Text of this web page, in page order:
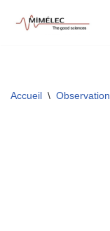
Accueil \ Observation